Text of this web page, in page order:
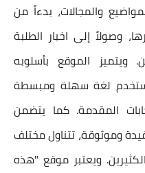
والمجالات، بدءاً من
وصولاً إلى اخبار الطلبة
ويتميز الموقع بأسلوبه
لغة سهلة ومبسطة
المقدمة. كما يتضمن
وموثوقة، تتناول مختلف
ويعتبر موقع "هذه